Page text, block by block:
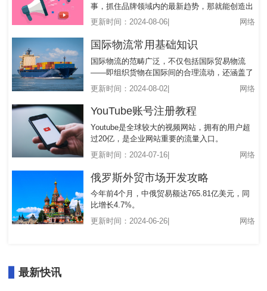
事，抓住品牌领域内的最新趋势，那就能创造出
更有价值的营销创意。
更新时间：2024-08-06| 网络
国际物流常用基础知识
国际物流的范畴广泛，不仅包括国际贸易物流
——即组织货物在国际间的合理流动，还涵盖了
非贸易国际物流（如国际展览与展品物流、国际
邮政物流等）、国际物流投资、国际物流合作以
及国际物流交流等多个领域。这些活动共同构成
了国际物流的多元化生态，促进了全球资源的优
化配置和经济的协同发展。
更新时间：2024-08-02| 网络
YouTube账号注册教程
Youtube是全球较大的视频网站，拥有的用户超
过20亿，是企业网站重要的流量入口。
更新时间：2024-07-16|
网络
俄罗斯外贸市场开发攻略
今年前4个月，中俄贸易额达765.81亿美元，同
比增长4.7%。
更新时间：2024-06-26|
网络
最新快讯